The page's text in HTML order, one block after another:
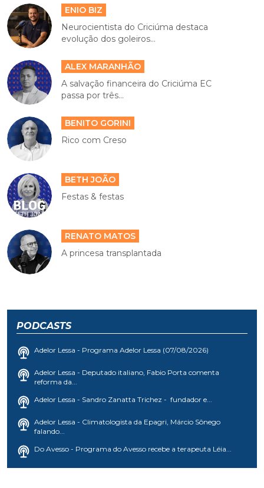
ENIO BIZ
Neurocientista do Criciúma destaca
evolução dos goleiros...
ALEX MARANHÃO
A salvação financeira do Criciúma EC
passa por três...
BENITO GORINI
Rico com Creso
BETH JOÃO
Festas & festas
RENATO MATOS
A princesa transplantada
PODCASTS
Adelor Lessa - Programa Adelor Lessa (07/08/2026)
Adelor Lessa - Deputado italiano, Fabio Porta comenta
reforma da...
Adelor Lessa - Sandro Zanatta Trichez - fundador e...
Adelor Lessa - Climatologista da Epagri, Márcio Sônego
falando...
Do Avesso - Programa do Avesso recebe a terapeuta Léia...